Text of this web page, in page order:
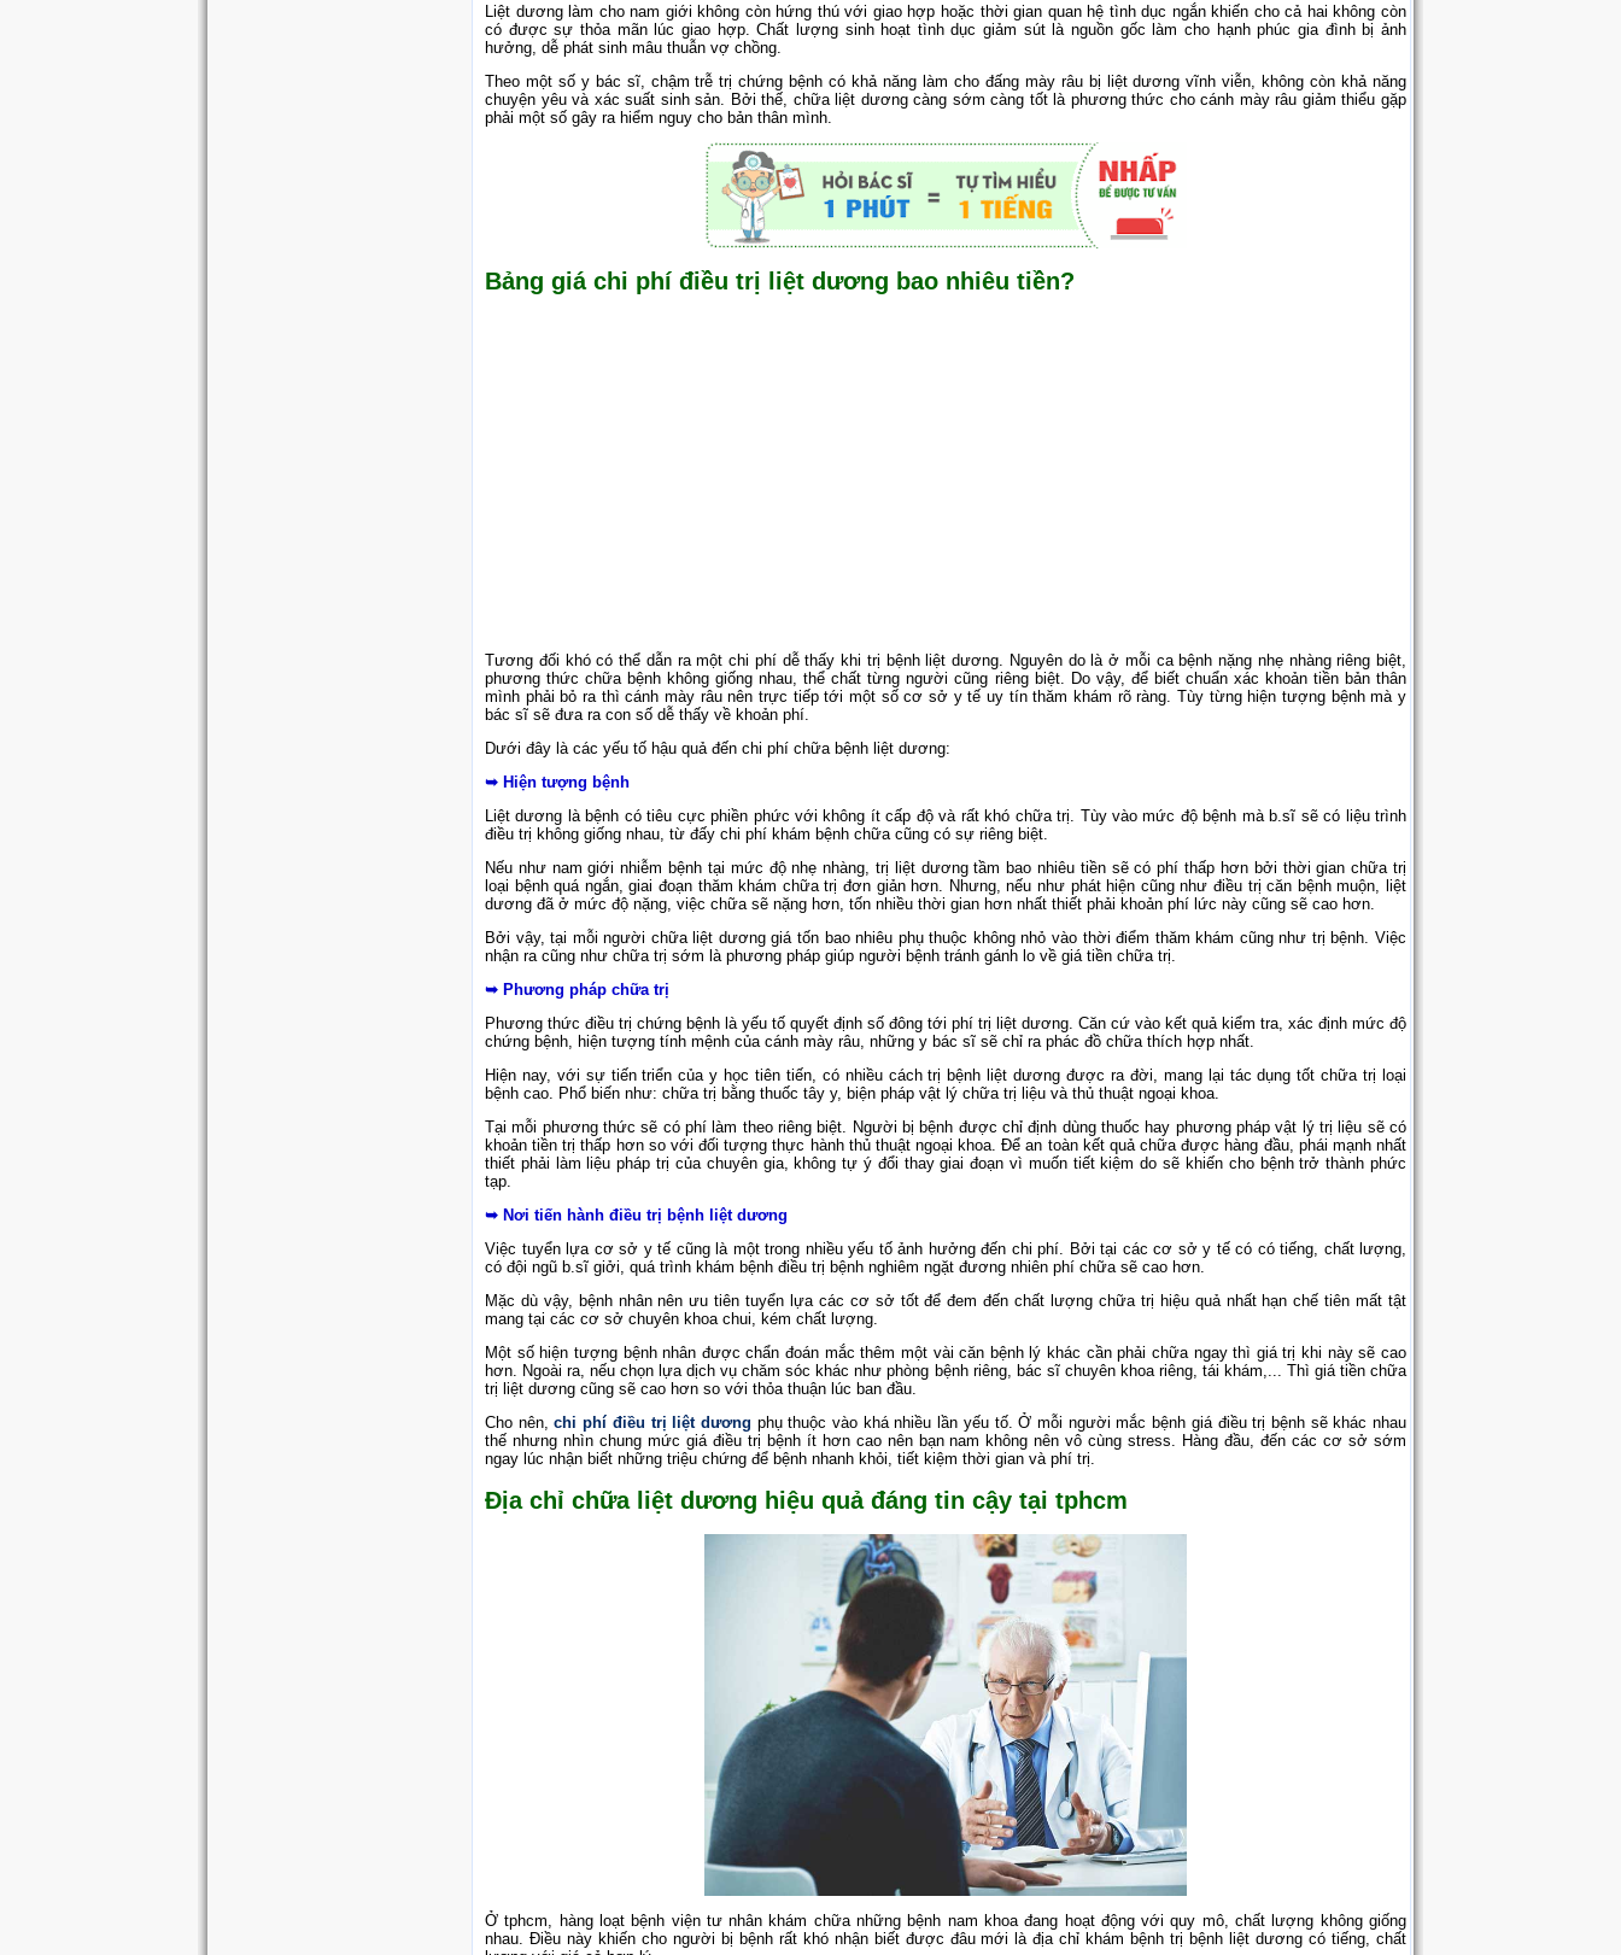
Liệt dương làm cho nam giới không còn hứng thú với giao hợp hoặc thời gian quan hệ tình dục ngắn khiến cho cả hai không còn
có được sự thỏa mãn lúc giao hợp. Chất lượng sinh hoạt tình dục giảm sút là nguồn gốc làm cho hạnh phúc gia đình bị ảnh
hưởng, dễ phát sinh mâu thuẫn vợ chồng.
Theo một số y bác sĩ, chậm trễ trị chứng bệnh có khả năng làm cho đấng mày râu bị liệt dương vĩnh viễn, không còn khả năng
chuyện yêu và xác suất sinh sản. Bởi thế, chữa liệt dương càng sớm càng tốt là phương thức cho cánh mày râu giảm thiểu gặp
phải một số gây ra hiểm nguy cho bản thân mình.
Bảng giá chi phí điều trị liệt dương bao nhiêu tiền?
Tương đối khó có thể dẫn ra một chi phí dễ thấy khi trị bệnh liệt dương. Nguyên do là ở mỗi ca bệnh nặng nhẹ nhàng riêng biệt,
phương thức chữa bệnh không giống nhau, thể chất từng người cũng riêng biệt. Do vậy, để biết chuẩn xác khoản tiền bản thân
mình phải bỏ ra thì cánh mày râu nên trực tiếp tới một số cơ sở y tế uy tín thăm khám rõ ràng. Tùy từng hiện tượng bệnh mà y
bác sĩ sẽ đưa ra con số dễ thấy về khoản phí.
Dưới đây là các yếu tố hậu quả đến chi phí chữa bệnh liệt dương:
➥ Hiện tượng bệnh
Liệt dương là bệnh có tiêu cực phiền phức với không ít cấp độ và rất khó chữa trị. Tùy vào mức độ bệnh mà b.sĩ sẽ có liệu trình
điều trị không giống nhau, từ đấy chi phí khám bệnh chữa cũng có sự riêng biệt.
Nếu như nam giới nhiễm bệnh tại mức độ nhẹ nhàng, trị liệt dương tầm bao nhiêu tiền sẽ có phí thấp hơn bởi thời gian chữa trị
loại bệnh quá ngắn, giai đoạn thăm khám chữa trị đơn giản hơn. Nhưng, nếu như phát hiện cũng như điều trị căn bệnh muộn, liệt
dương đã ở mức độ nặng, việc chữa sẽ nặng hơn, tốn nhiều thời gian hơn nhất thiết phải khoản phí lức này cũng sẽ cao hơn.
Bởi vậy, tại mỗi người chữa liệt dương giá tốn bao nhiêu phụ thuộc không nhỏ vào thời điểm thăm khám cũng như trị bệnh. Việc
nhận ra cũng như chữa trị sớm là phương pháp giúp người bệnh tránh gánh lo về giá tiền chữa trị.
➥ Phương pháp chữa trị
Phương thức điều trị chứng bệnh là yếu tố quyết định số đông tới phí trị liệt dương. Căn cứ vào kết quả kiểm tra, xác định mức độ
chứng bệnh, hiện tượng tính mệnh của cánh mày râu, những y bác sĩ sẽ chỉ ra phác đồ chữa thích hợp nhất.
Hiện nay, với sự tiến triển của y học tiên tiến, có nhiều cách trị bệnh liệt dương được ra đời, mang lại tác dụng tốt chữa trị loại
bệnh cao. Phổ biến như: chữa trị bằng thuốc tây y, biện pháp vật lý chữa trị liệu và thủ thuật ngoại khoa.
Tại mỗi phương thức sẽ có phí làm theo riêng biệt. Người bị bệnh được chỉ định dùng thuốc hay phương pháp vật lý trị liệu sẽ có
khoản tiền trị thấp hơn so với đối tượng thực hành thủ thuật ngoại khoa. Để an toàn kết quả chữa được hàng đầu, phái mạnh nhất
thiết phải làm liệu pháp trị của chuyên gia, không tự ý đổi thay giai đoạn vì muốn tiết kiệm do sẽ khiến cho bệnh trở thành phức
tạp.
➥ Nơi tiến hành điều trị bệnh liệt dương
Việc tuyển lựa cơ sở y tế cũng là một trong nhiều yếu tố ảnh hưởng đến chi phí. Bởi tại các cơ sở y tế có có tiếng, chất lượng,
có đội ngũ b.sĩ giởi, quá trình khám bệnh điều trị bệnh nghiêm ngặt đương nhiên phí chữa sẽ cao hơn.
Mặc dù vậy, bệnh nhân nên ưu tiên tuyển lựa các cơ sở tốt để đem đến chất lượng chữa trị hiệu quả nhất hạn chế tiên mất tật
mang tại các cơ sở chuyên khoa chui, kém chất lượng.
Một số hiện tượng bệnh nhân được chẩn đoán mắc thêm một vài căn bệnh lý khác cần phải chữa ngay thì giá trị khi này sẽ cao
hơn. Ngoài ra, nếu chọn lựa dịch vụ chăm sóc khác như phòng bệnh riêng, bác sĩ chuyên khoa riêng, tái khám,... Thì giá tiền chữa
trị liệt dương cũng sẽ cao hơn so với thỏa thuận lúc ban đầu.
Cho nên,chi phí điều trị liệt dương phụ thuộc vào khá nhiều lần yếu tố. Ở mỗi người mắc bệnh giá điều trị bệnh sẽ khác nhau
thế nhưng nhìn chung mức giá điều trị bệnh ít hơn cao nên bạn nam không nên vô cùng stress. Hàng đầu, đến các cơ sở sớm
ngay lúc nhận biết những triệu chứng để bệnh nhanh khỏi, tiết kiệm thời gian và phí trị.
Địa chỉ chữa liệt dương hiệu quả đáng tin cậy tại tphcm
Ở tphcm, hàng loạt bệnh viện tư nhân khám chữa những bệnh nam khoa đang hoạt động với quy mô, chất lượng không giống
nhau. Điều này khiến cho người bị bệnh rất khó nhận biết được đâu mới là địa chỉ khám bệnh trị bệnh liệt dương có tiếng, chất